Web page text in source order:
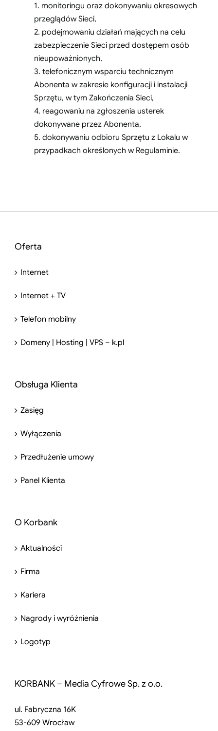
1. monitoringu oraz dokonywaniu okresowych
przeglądów Sieci,
2. podejmowaniu działań mających na celu
zabezpieczenie Sieci przed dostępem osób
nieupoważnionych,
3. telefonicznym wsparciu technicznym
Abonenta w zakresie konfiguracji i instalacji
Sprzętu, w tym Zakończenia Sieci,
4. reagowaniu na zgłoszenia usterek
dokonywane przez Abonenta,
5. dokonywaniu odbioru Sprzętu z Lokalu w
przypadkach określonych w Regulaminie.
Oferta
Internet
Internet + TV
Telefon mobilny
Domeny | Hosting | VPS – k.pl
Obsługa Klienta
Zasięg
Wyłączenia
Przedłużenie umowy
Panel Klienta
O Korbank
Aktualności
Firma
Kariera
Nagrody i wyróżnienia
Logotyp
KORBANK – Media Cyfrowe Sp. z o.o.
ul. Fabryczna 16K
53-609 Wrocław